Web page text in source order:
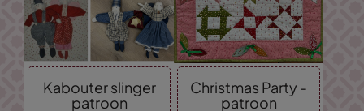
Kabouter slinger
patroon
Christmas Party -
patroon